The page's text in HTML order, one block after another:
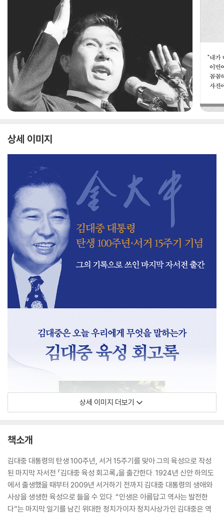
상세 이미지
상세 이미지 더보기
책소개
김대중 대통령의 탄생 100주년, 서거 15주기를 맞아 그의 육성으로 작성
된 마지막 자서전 『김대중 육성 회고록』을 출간한다. 1924년 신안 하의도
에서 출생했을 때부터 2009년 서거하기 전까지 김대중 대통령의 생애와
사상을 생생한 육성으로 들을 수 있다. “인생은 아름답고 역사는 발전한
다”는 마지막 일기를 남긴 위대한 정치가이자 정치사상가인 김대중은 역